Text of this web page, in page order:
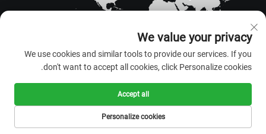
حقوق الطبع والنشر © ٢٠٢٦ شركة
تشونغشان رونغروي التكنولوجية
المحدودة. جميع الحقوق محفوظة. —
We value your privacy
We use cookies and similar tools to provide our services. If you
don't want to accept all cookies, click Personalize cookies.
Personalize cookies
Accept all